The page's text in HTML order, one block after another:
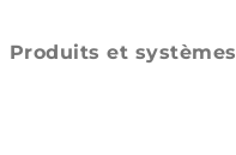
Produits et systèmes